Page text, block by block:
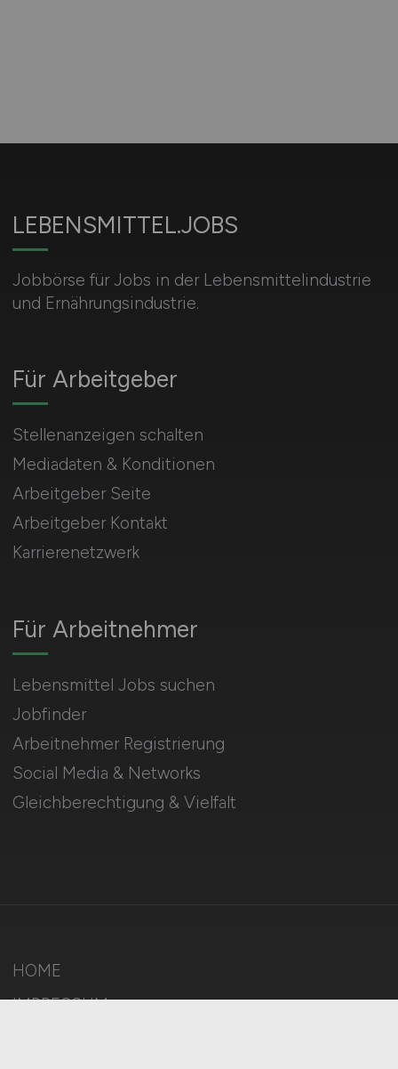
LEBENSMITTEL.JOBS
Jobbörse für Jobs in der Lebensmittelindustrie
und Ernährungsindustrie.
Für Arbeitnehmer
Lebensmittel Jobs suchen
Jobfinder
Arbeitnehmer Registrierung
Social Media & Networks
Gleichberechtigung & Vielfalt
Für Arbeitgeber
Stellenanzeigen schalten
Mediadaten & Konditionen
Arbeitgeber Seite
Arbeitgeber Kontakt
Karrierenetzwerk
HOME
IMPRESSUM